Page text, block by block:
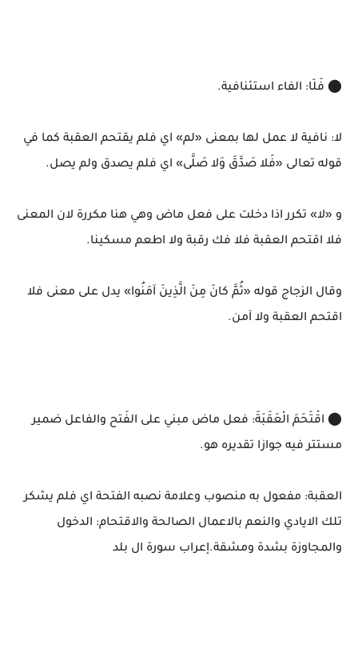
⬤ فَلَا: الفاء استئنافية.
لا: نافية لا عمل لها بمعنى «لم» اي فلم يقتحم العقبة كما في
قوله تعالى «فَلا صَدَّقَ وَلا صَلَّى» اي فلم يصدق ولم يصل.
و «لا» تكرر اذا دخلت على فعل ماض وهي هنا مكررة لان المعنى
فلا اقتحم العقبة فلا فك رقبة ولا اطعم مسكينا.
وقال الزجاج قوله «ثُمَّ كانَ مِنَ الَّذِينَ آمَنُوا» يدل على معنى فلا
اقتحم العقبة ولا آمن.
⬤ اقْتَحَمَ الْعَقَبَةَ: فعل ماض مبني على الفَتح والفاعل ضمير
مستتر فيه جوازا تقديره هو.
العقبة: مفعول به منصوب وعلامة نصبه الفتحة اي فلم يشكر
تلك الايادي والنعم بالاعمال الصالحة والاقتحام: الدخول
والمجاوزة بشدة ومشقة.إعراب سورة ال بلد